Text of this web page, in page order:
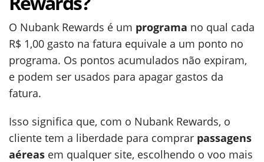
O Nubank Rewards é um programa no qual cada
R$ 1,00 gasto na fatura equivale a um ponto no
programa. Os pontos acumulados não expiram,
e podem ser usados para apagar gastos da
fatura.
Isso significa que, com o Nubank Rewards, o
cliente tem a liberdade para comprar passagens
aéreas em qualquer site, escolhendo o voo mais